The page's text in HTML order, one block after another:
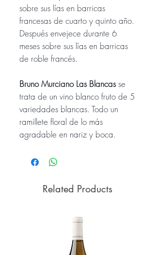
sobre sus lías en barricas
francesas de cuarto y quinto año.
Después envejece durante 6
meses sobre sus lías en barricas
de roble francés.
Bruno Murciano Las Blancasse
trata de un vino blanco fruto de 5
variedades blancas. Todo un
ramillete floral de lo más
agradable en nariz y boca.
Related Products